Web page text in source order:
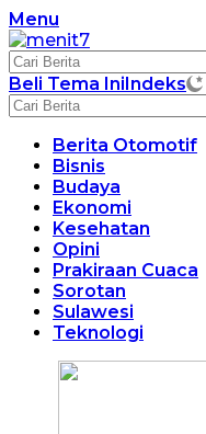
Langsung
ke
konten
Menu
Beli Tema IniIndeks
Berita Otomotif
Bisnis
Budaya
Ekonomi
Kesehatan
Opini
Prakiraan Cuaca
Sorotan
Sulawesi
Teknologi